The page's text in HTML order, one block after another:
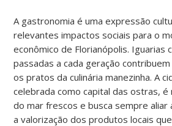
A gastronomia é uma expressão
relevantes impactos sociais para o
econômico de Florianópolis. Iguarias
passadas a cada geração
os pratos da culinária manezinha. A
celebrada como capital das ostras, é
do mar frescos e busca sempre aliar
a valorização dos produtos locais